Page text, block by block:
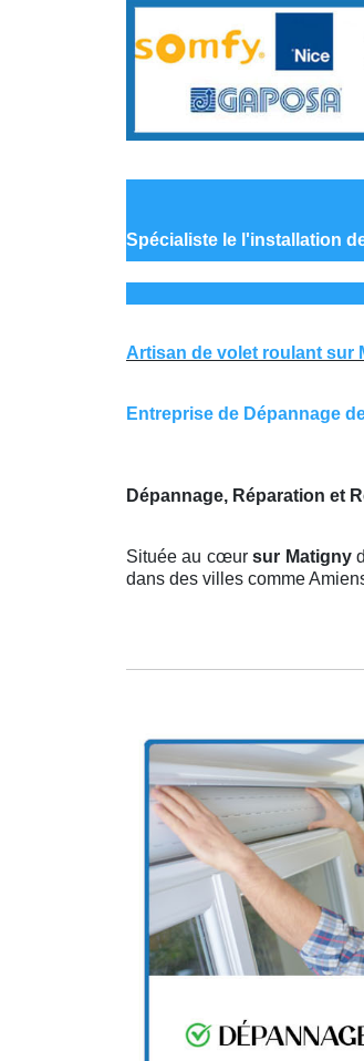
Spécialiste le l'installation
Artisan de volet roulant sur
Entreprise de Dépannage
Dépannage, Réparation et
Située au cœursur Matigny
dans des villes comme